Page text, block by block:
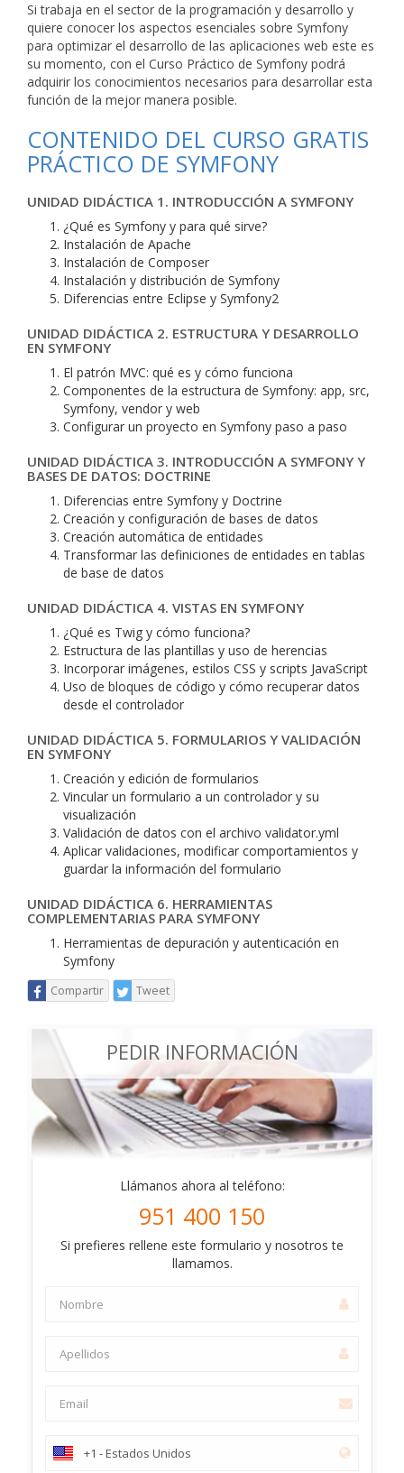
Si trabaja en el sector de la programación y desarrollo y
quiere conocer los aspectos esenciales sobre Symfony
para optimizar el desarrollo de las aplicaciones web este es
su momento, con el Curso Práctico de Symfony podrá
adquirir los conocimientos necesarios para desarrollar esta
función de la mejor manera posible.
CONTENIDO DEL CURSO GRATIS
PRÁCTICO DE SYMFONY
UNIDAD DIDÁCTICA 1. INTRODUCCIÓN A SYMFONY
¿Qué es Symfony y para qué sirve?
Instalación de Apache
Instalación de Composer
Instalación y distribución de Symfony
Diferencias entre Eclipse y Symfony2
UNIDAD DIDÁCTICA 2. ESTRUCTURA Y DESARROLLO
EN SYMFONY
El patrón MVC: qué es y cómo funciona
Componentes de la estructura de Symfony: app, src,
Symfony, vendor y web
Configurar un proyecto en Symfony paso a paso
UNIDAD DIDÁCTICA 3. INTRODUCCIÓN A SYMFONY Y
BASES DE DATOS: DOCTRINE
Diferencias entre Symfony y Doctrine
Creación y configuración de bases de datos
Creación automática de entidades
Transformar las definiciones de entidades en tablas
de base de datos
UNIDAD DIDÁCTICA 4. VISTAS EN SYMFONY
¿Qué es Twig y cómo funciona?
Estructura de las plantillas y uso de herencias
Incorporar imágenes, estilos CSS y scripts JavaScript
Uso de bloques de código y cómo recuperar datos
desde el controlador
UNIDAD DIDÁCTICA 5. FORMULARIOS Y VALIDACIÓN
EN SYMFONY
Creación y edición de formularios
Vincular un formulario a un controlador y su
visualización
Validación de datos con el archivo validator.yml
Aplicar validaciones, modificar comportamientos y
guardar la información del formulario
UNIDAD DIDÁCTICA 6. HERRAMIENTAS
COMPLEMENTARIAS PARA SYMFONY
Herramientas de depuración y autenticación en
Symfony
Compartir Tweet
PEDIR INFORMACIÓN
Llámanos ahora al teléfono:
951 400 150
Si prefieres rellene este formulario y nosotros te
llamamos.